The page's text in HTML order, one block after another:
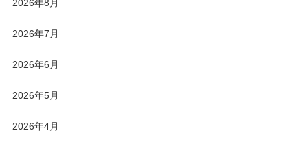
2026年8月
2026年7月
2026年6月
2026年5月
2026年4月